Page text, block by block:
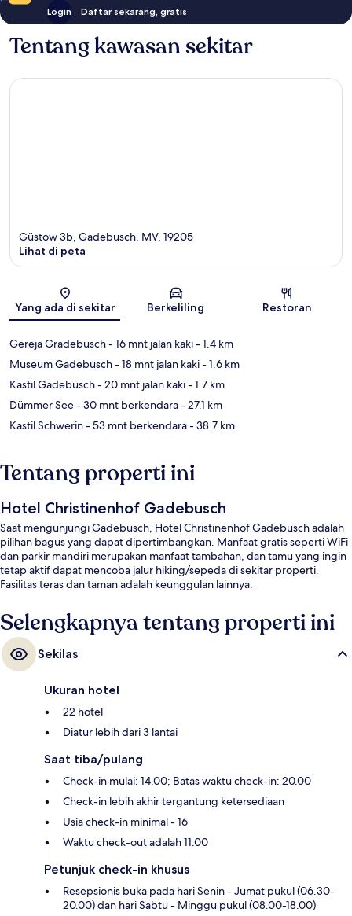
Login Daftar sekarang, gratis
Tentang kawasan sekitar
Peta
Güstow 3b, Gadebusch, MV, 19205
Lihat di peta
Yang ada di sekitar Berkeliling Restoran
Gereja Gradebusch- 16 mnt jalan kaki- 1.4 km
Museum Gadebusch- 18 mnt jalan kaki- 1.6 km
Kastil Gadebusch- 20 mnt jalan kaki- 1.7 km
Dümmer See- 30 mnt berkendara- 27.1 km
Kastil Schwerin- 53 mnt berkendara- 38.7 km
Tentang properti ini
Hotel Christinenhof Gadebusch
Saat mengunjungi Gadebusch, Hotel Christinenhof Gadebusch adalah
pilihan bagus yang dapat dipertimbangkan. Manfaat gratis seperti WiFi
dan parkir mandiri merupakan manfaat tambahan, dan tamu yang ingin
tetap aktif dapat mencoba jalur hiking/sepeda di sekitar properti.
Fasilitas teras dan taman adalah keunggulan lainnya.
Selengkapnya tentang properti ini
Sekilas
Ukuran hotel
22 hotel
Diatur lebih dari 3 lantai
Saat tiba/pulang
Check-in mulai: 14.00; Batas waktu check-in: 20.00
Check-in lebih akhir tergantung ketersediaan
Usia check-in minimal - 16
Waktu check-out adalah 11.00
Petunjuk check-in khusus
Resepsionis buka pada hari Senin - Jumat pukul (06.30-
20.00) dan hari Sabtu - Minggu pukul (08.00-18.00)